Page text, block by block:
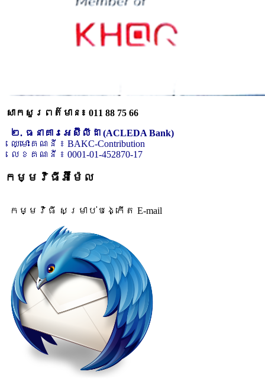
សាកសួរពត៌មាន៖ 011 88 75 66
២. ធនាគារអេស៊ីលីដា (ACLEDA Bank)
ឈ្មោះគណនី ៖ BAKC-Contribution
លេខគណនី ៖ 0001-01-452870-17
កម្មវិធីអ៊ីម៉ែល
កម្មវិធី សម្រាប់បង្កើត E-mail